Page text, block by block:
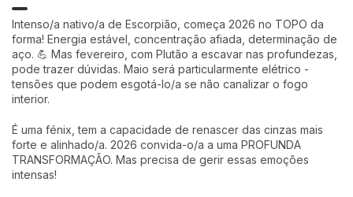
Intenso/a nativo/a de Escorpião, começa 2026 no TOPO da
forma! Energia estável, concentração afiada, determinação de
aço. 💪 Mas fevereiro, com Plutão a escavar nas profundezas,
pode trazer dúvidas. Maio será particularmente elétrico -
tensões que podem esgotá-lo/a se não canalizar o fogo
interior.
É uma fénix, tem a capacidade de renascer das cinzas mais
forte e alinhado/a. 2026 convida-o/a a uma PROFUNDA
TRANSFORMAÇÃO. Mas precisa de gerir essas emoções
intensas!